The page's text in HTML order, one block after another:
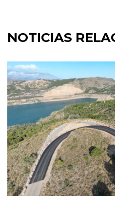
NOTICIAS